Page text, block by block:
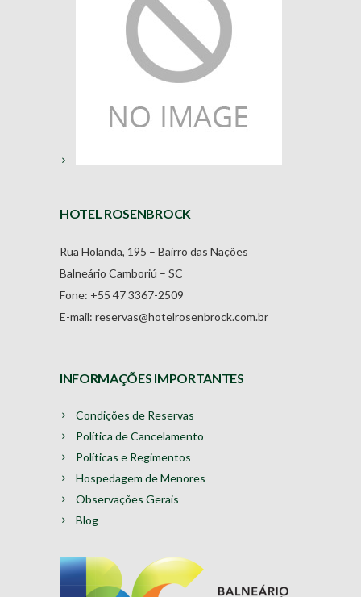
HOTEL ROSENBROCK
Rua Holanda, 195 – Bairro das Nações
Balneário Camboriú – SC
Fone: +55 47 3367-2509
E-mail: reservas@hotelrosenbrock.com.br
INFORMAÇÕES IMPORTANTES
Condições de Reservas
Política de Cancelamento
Políticas e Regimentos
Hospedagem de Menores
Observações Gerais
Blog